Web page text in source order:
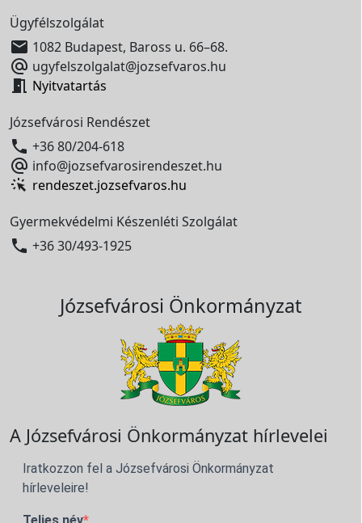
Ügyfélszolgálat
 1082 Budapest, Baross u. 66–68.
 ugyfelszolgalat@jozsefvaros.hu
 Nyitvatartás
Józsefvárosi Rendészet
 +36 80/204-618
 info@jozsefvarosirendeszet.hu
rendeszet.jozsefvaros.hu
Gyermekvédelmi Készenléti Szolgálat
 +36 30/493-1925
Józsefvárosi Önkormányzat
A Józsefvárosi Önkormányzat hírlevelei
Iratkozzon fel a Józsefvárosi Önkormányzat
hírleveleire!